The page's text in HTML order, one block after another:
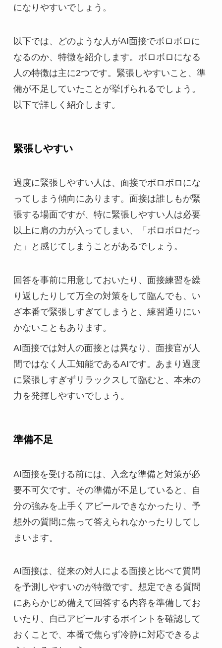
になりやすいでしょう。
以下では、どのような人がAI面接でボロボロに
なるのか、特徴を紹介します。ボロボロになる
人の特徴は主に2つです。緊張しやすいこと、準
備が不足していたことが挙げられるでしょう。
以下で詳しく紹介します。
緊張しやすい
過度に緊張しやすい人は、面接でボロボロにな
ってしまう傾向にあります。面接は誰しもが緊
張する場面ですが、特に緊張しやすい人は必要
以上に肩の力が入ってしまい、「ボロボロだっ
た」と感じてしまうことがあるでしょう。
回答を事前に用意しておいたり、面接練習を繰
り返したりして万全の対策をして臨んでも、い
ざ本番で緊張しすぎてしまうと、練習通りにい
かないこともあります。
AI面接では対人の面接とは異なり、面接官が人
間ではなく人工知能であるAIです。あまり過度
に緊張しすぎずリラックスして臨むと、本来の
力を発揮しやすいでしょう。
準備不足
AI面接を受ける前には、入念な準備と対策が必
要不可欠です。その準備が不足していると、自
分の強みを上手くアピールできなかったり、予
想外の質問に焦って答えられなかったりしてし
まいます。
AI面接は、従来の対人による面接と比べて質問
を予測しやすいのが特徴です。想定できる質問
にあらかじめ備えて回答する内容を準備してお
いたり、自己アピールするポイントを確認して
おくことで、本番で焦らず冷静に対応できるよ